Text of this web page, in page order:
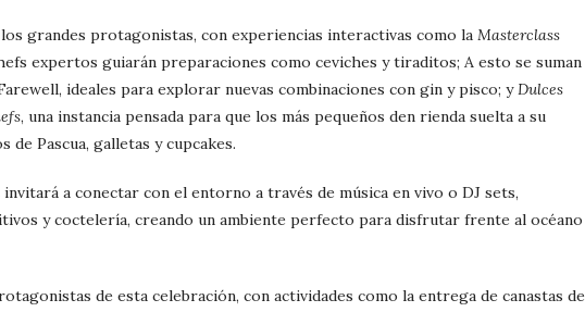
grandes protagonistas, con experiencias interactivas como la Masterclass
expertos guiarán preparaciones como ceviches y tiraditos; A esto se suman
ideales para explorar nuevas combinaciones con gin y pisco; yDulces
, una instancia pensada para que los más pequeños den rienda suelta a su
de Pascua, galletas y cupcakes.
invitará a conectar con el entorno a través de música en vivo o DJ sets,
y coctelería, creando un ambiente perfecto para disfrutar frente al océano
de esta celebración, con actividades como la entrega de canastas de